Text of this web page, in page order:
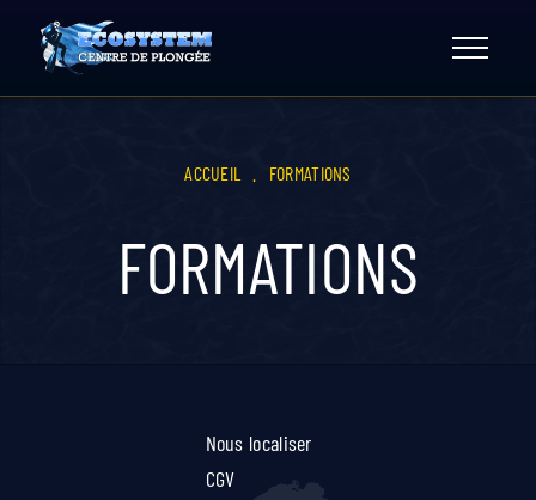
content
ACCUEIL FORMATIONS
FORMATIONS
Nous localiser
CGV